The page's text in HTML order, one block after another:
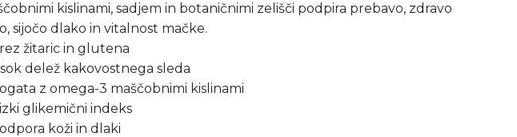
kislinami, sadjem in botaničnimi zelišči podpira prebavo, zdravo
sijočo dlako in vitalnost mačke.
žitaric in glutena
delež kakovostnega sleda
z omega-3 maščobnimi kislinami
glikemični indeks
koži in dlaki